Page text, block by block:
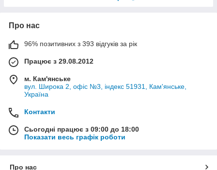
Про нас
96% позитивних з 393 відгуків за рік
Працює з 29.08.2012
м. Кам'янське
вул. Широка 2, офіс №3, індекс 51931, Кам'янське,
Україна
Контакти
Сьогодні працює з 09:00 до 18:00
Показати весь графік роботи
Про нас